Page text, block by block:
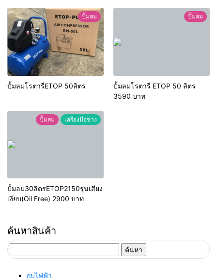
ปั้มลม
ปั้มลมโรตารี่ETOP 50ลิตร
ปั้มลม
ปั้มลมโรตารี่ ETOP 50 ลิตร
3590 บาท
ปั้มลม เครื่องมือช่าง
ปั้มลม30ลิตรETOP2150รุ่นเสียง
เงียบ(Oil Free) 2900 บาท
ค้นหาสินค้า
สำหรับ:
กบไฟฟ้า